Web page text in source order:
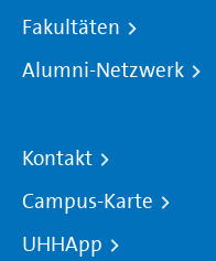
Fakultäten
Alumni-Netzwerk
Kontakt
Campus-Karte
UHHApp